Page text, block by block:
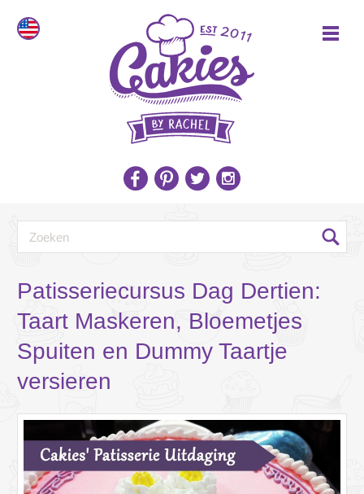
Patisseriecursus Dag Dertien:
Taart Maskeren, Bloemetjes
Spuiten en Dummy Taartje
versieren